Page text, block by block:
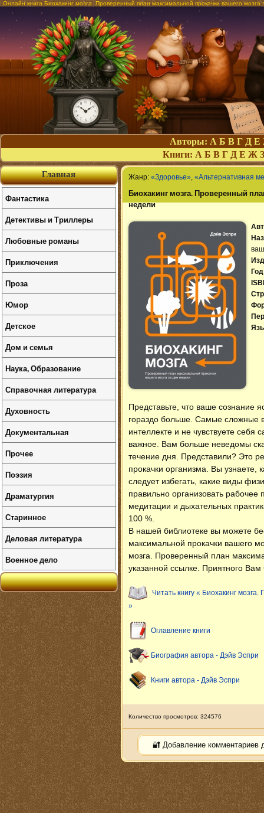
Онлайн книга Биохакинг мозга. Проверенный план максимальной прокачки вашего
Авторы: А Б В Г Д Е
Книги: А Б В Г Д Е Ж З
Жанр: «Здоровье», «Альтернативная
Биохакинг мозга. Проверенный
недели
Представьте, что ваше сознание
гораздо больше. Самые сложные
интеллекте и не чувствуете
важное. Вам больше неведомы
течение дня. Представили? Это
прокачки организма. Вы узнаете,
следует избегать, какие виды
правильно организовать
медитации и дыхательных
100 %.
В нашей библиотеке вы можете
максимальной прокачки вашего
мозга. Проверенный план
указанной ссылке. Приятного Вам
Читать книгу « Биохакинг
»
Оглавление книги
Биография автора - Дэйв Эспри
Книги автора - Дэйв Эспри
Количество просмотров: 324576
🔐 Добавление комментариев
Главная
Фантастика
Детективы и Триллеры
Любовные романы
Приключения
Проза
Юмор
Детское
Дом и семья
Наука, Образование
Справочная литература
Духовность
Документальная
Прочее
Поэзия
Драматургия
Старинное
Деловая литература
Военное дело